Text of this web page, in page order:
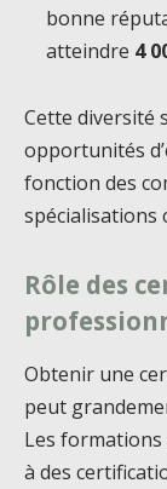
bonne
atteindre 4
Cette diversité
opportunités
fonction des
spécialisations
Rôle des
Obtenir une
peut
Les formations
à des